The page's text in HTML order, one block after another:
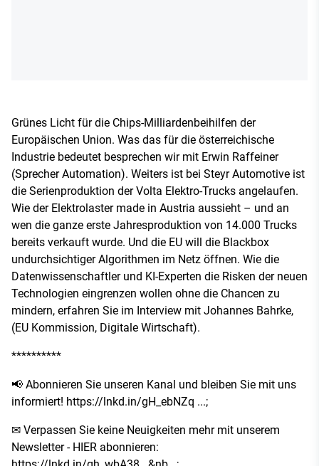
Grünes Licht für die Chips-Milliardenbeihilfen der
Europäischen Union. Was das für die österreichische
Industrie bedeutet besprechen wir mit Erwin Raffeiner
(Sprecher Automation). Weiters ist bei Steyr Automotive ist
die Serienproduktion der Volta Elektro-Trucks angelaufen.
Wie der Elektrolaster made in Austria aussieht – und an
wen die ganze erste Jahresproduktion von 14.000 Trucks
bereits verkauft wurde. Und die EU will die Blackbox
undurchsichtiger Algorithmen im Netz öffnen. Wie die
Datenwissenschaftler und KI-Experten die Risken der neuen
Technologien eingrenzen wollen ohne die Chancen zu
mindern, erfahren Sie im Interview mit Johannes Bahrke,
(EU Kommission, Digitale Wirtschaft).
**********
📢 Abonnieren Sie unseren Kanal und bleiben Sie mit uns
informiert! https://lnkd.in/gH_ebNZq ...;
✉ Verpassen Sie keine Neuigkeiten mehr mit unserem
Newsletter - HIER abonnieren: